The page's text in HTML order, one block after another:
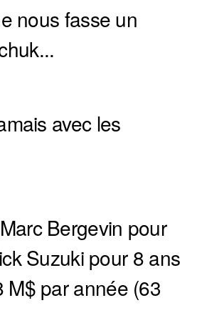
nous fasse un
avec les
Bergevin pour
Suzuki pour 8 ans
M$ par année (63